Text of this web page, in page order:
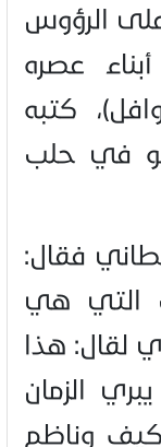
على الرؤوس
عصره
كتبه
في حلب
فقال:
التي هي
لقال: هذا
الزمان
كيف وناظم